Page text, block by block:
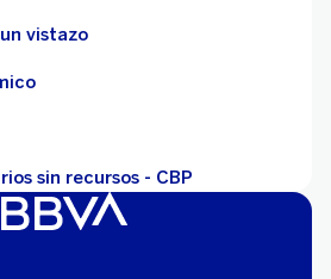
vistazo
sin recursos - CBP